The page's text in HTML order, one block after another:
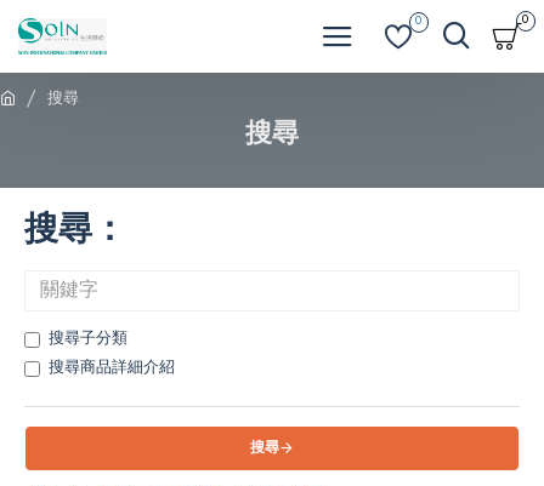
0 0
搜尋
搜尋
搜尋：
搜尋子分類
搜尋商品詳細介紹
搜尋